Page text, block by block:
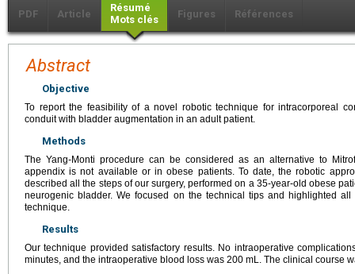
PDF Article
Résumé
Mots clés
Figures Références
Abstract
Objective
To report the feasibility of a novel robotic technique for intracorporeal
conduit with bladder augmentation in an adult patient.
Methods
The Yang-Monti procedure can be considered as an alternative to
appendix is not available or in obese patients. To date, the robotic
described all the steps of our surgery, performed on a 35-year-old obese
neurogenic bladder. We focused on the technical tips and highlighted
technique.
Results
Our technique provided satisfactory results. No intraoperative
minutes, and the intraoperative blood loss was 200 mL. The clinical course